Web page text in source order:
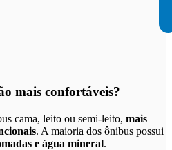
mais confortáveis?
cama, leito ou semi-leito, mais
. A maioria dos ônibus possui
e água mineral.